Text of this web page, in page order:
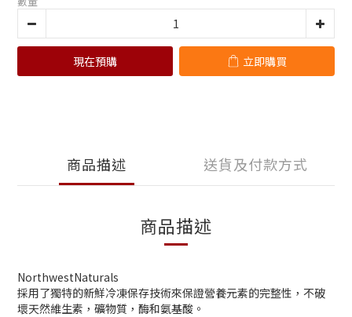
現在預購 立即購買
商品描述 送貨及付款方式
商品描述
NorthwestNaturals
採用了獨特的新鮮冷凍保存技術來保證營養元素的完整性，不破
壞天然維生素，礦物質，酶和氨基酸。